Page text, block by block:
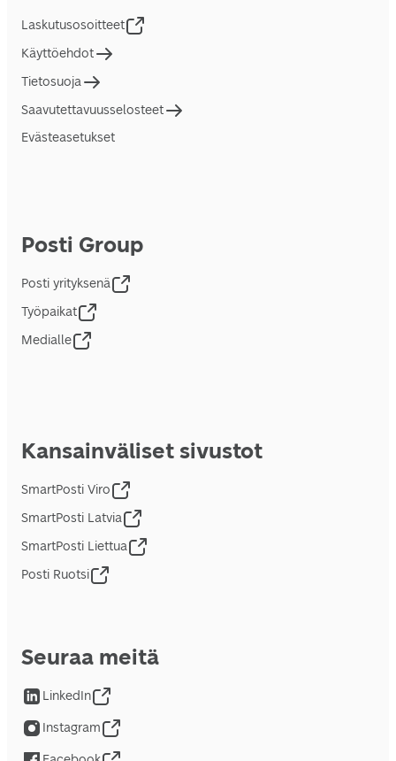
Laskutusosoitteet
Käyttöehdot
Tietosuoja
Saavutettavuusselosteet
Evästeasetukset
Posti Group
Posti yrityksenä
Työpaikat
Medialle
Kansainväliset sivustot
SmartPosti Viro
SmartPosti Latvia
SmartPosti Liettua
Posti Ruotsi
Seuraa meitä
LinkedIn
Instagram